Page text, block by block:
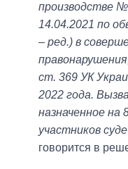
производстве
14.04.2021 по
– ред.) в
ст. 369 УК
2022 года.
назначенное на
участников
говорится в